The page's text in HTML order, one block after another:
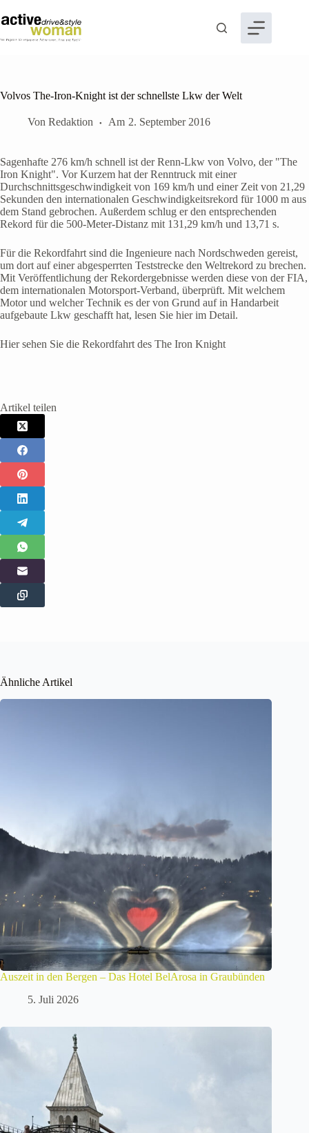
Inhalt
springen
Volvos The-Iron-Knight ist der schnellste Lkw der Welt
Von Redaktion Am 2. September 2016
Sagenhafte 276 km/h schnell ist der Renn-Lkw von Volvo, der "The
Iron Knight". Vor Kurzem hat der Renntruck mit einer
Durchschnittsgeschwindigkeit von 169 km/h und einer Zeit von 21,29
Sekunden den internationalen Geschwindigkeitsrekord für 1000 m aus
dem Stand gebrochen. Außerdem schlug er den entsprechenden
Rekord für die 500-Meter-Distanz mit 131,29 km/h und 13,71 s.
Für die Rekordfahrt sind die Ingenieure nach Nordschweden gereist,
um dort auf einer abgesperrten Teststrecke den Weltrekord zu brechen.
Mit Veröffentlichung der Rekordergebnisse werden diese von der FIA,
dem internationalen Motorsport-Verband, überprüft. Mit welchem
Motor und welcher Technik es der von Grund auf in Handarbeit
aufgebaute Lkw geschafft hat, lesen Sie hier im Detail.
Hier sehen Sie die Rekordfahrt des The Iron Knight
Artikel teilen
Ähnliche Artikel
Auszeit in den Bergen – Das Hotel BelArosa in Graubünden
5. Juli 2026